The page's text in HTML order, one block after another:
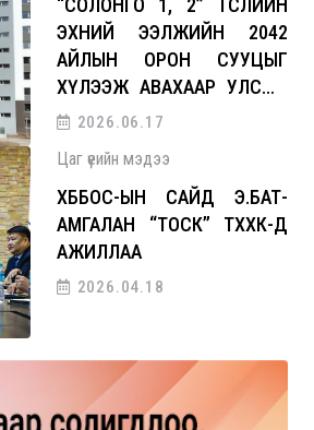
“СОЛОНГО 1, 2” ТӨСЛИЙН
ЭХНИЙ ЭЭЛЖИЙН 2042
АЙЛЫН ОРОН СУУЦЫГ
ХҮЛЭЭЖ АВАХААР УЛСЫН
КОМИСС АЖИЛЛАЛАА
2026.06.17
Цаг үеийн мэдээ
ХББОС-ЫН САЙД Э.БАТ-
АМГАЛАН “ТОСК” ТӨХХК-Д
АЖИЛЛАА
2026.04.18